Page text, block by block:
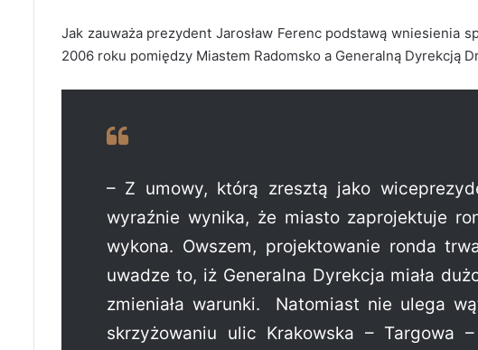
Jak zauważa prezydent Jarosław Ferenc podstawą wniesienia
2006 roku pomiędzy Miastem Radomsko a Generalną Dyrekcją
– Z umowy, którą zresztą jako
wyraźnie wynika, że miasto zaprojektuje
wykona. Owszem, projektowanie ronda
uwadze to, iż Generalna Dyrekcja miała
zmieniała warunki. Natomiast nie ulega
skrzyżowaniu ulic Krakowska – Targowa